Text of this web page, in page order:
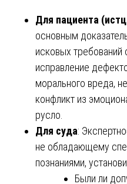
Для пациента
основным
исковых требований
исправление
морального вреда,
конфликт из
русло.
Для суда:
не обладающему
познаниями,
Были ли